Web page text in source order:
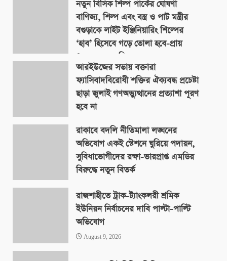
নতুন বিসিক শিল্প পার্কের ঘোষণা
বাণিজ্য, শিল্প এবং বস্ত্র ও পাট মন্ত্রীর
বগুড়াকে লাইট ইঞ্জিনিয়ারিং শিল্পের
‘হাব’ হিসেবে গড়ে তোলা হবে-প্রায়
৪০০ একর জমিতে
August 9, 2026
আরইউজের সভায় বক্তারা
ফ্যাসিবাদবিরোধী শক্তির ঐক্যবদ্ধ প্রচেষ্টা
ছাড়া জুলাই গণঅভ্যুত্থানের প্রত্যাশা পূরণ
হবে না
রাকাবে বদলি নীতিমালা লঙ্ঘনের
অভিযোগ একই স্টেশনে ঘুরিয়ে পদায়ন,
সুবিধাভোগীদের রক্ষা-ভারপ্রাপ্ত এমডির
বিরুদ্ধে নতুন বিতর্ক
রাজশাহীতে ট্রাক-ট্যাংকলরী শ্রমিক
ইউনিয়ন নির্বাচনের দাবি পাল্টা-পাল্টি
অভিযোগ
August 9, 2026